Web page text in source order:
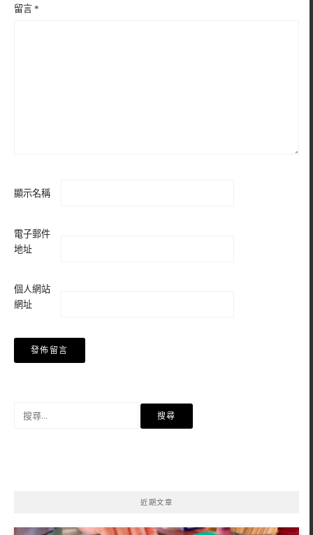
留言 *
顯示名稱
電子郵件
地址
個人網站
網址
近期文章